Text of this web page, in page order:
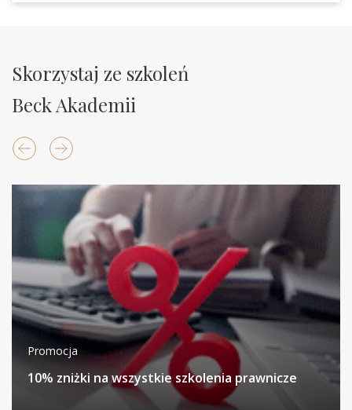
Skorzystaj ze szkoleń
Beck Akademii
Promocja
10% zniżki na wszystkie szkolenia prawnicze